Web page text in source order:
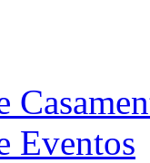
Eventos